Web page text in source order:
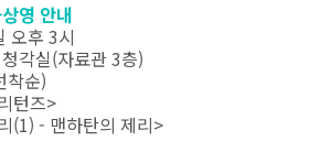
영 안내
오후 3시
각실(자료관 3층)
착순)
턴즈>
(1) - 맨하탄의 제리>